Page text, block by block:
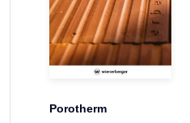
Porotherm